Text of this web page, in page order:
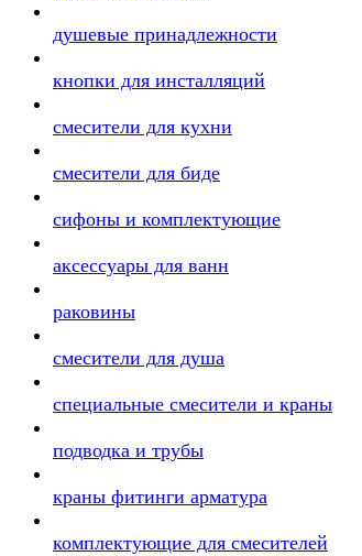
душевые принадлежности
кнопки для инсталляций
смесители для кухни
смесители для биде
сифоны и комплектующие
аксессуары для ванн
раковины
смесители для душа
специальные смесители и краны
подводка и трубы
краны фитинги арматура
комплектующие для смесителей